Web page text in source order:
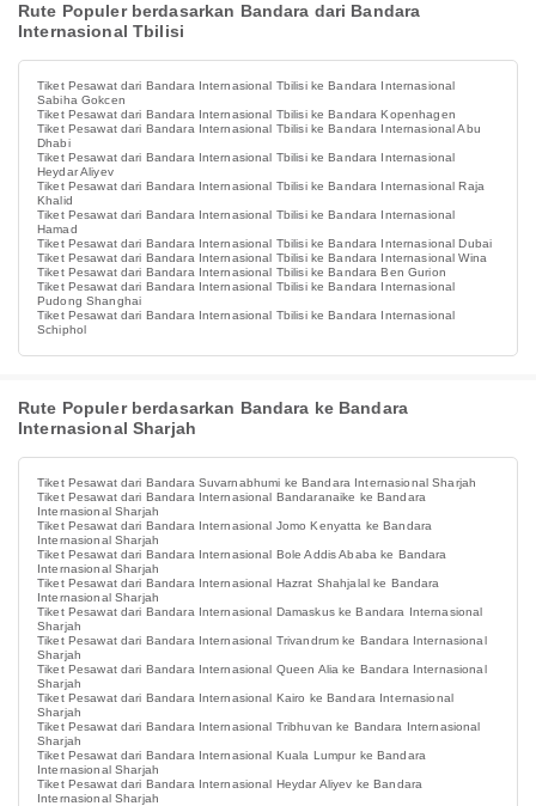
Rute Populer berdasarkan Bandara dari Bandara
Internasional Tbilisi
Tiket Pesawat dari Bandara Internasional Tbilisi ke Bandara Internasional
Sabiha Gokcen
Tiket Pesawat dari Bandara Internasional Tbilisi ke Bandara Kopenhagen
Tiket Pesawat dari Bandara Internasional Tbilisi ke Bandara Internasional Abu
Dhabi
Tiket Pesawat dari Bandara Internasional Tbilisi ke Bandara Internasional
Heydar Aliyev
Tiket Pesawat dari Bandara Internasional Tbilisi ke Bandara Internasional Raja
Khalid
Tiket Pesawat dari Bandara Internasional Tbilisi ke Bandara Internasional
Hamad
Tiket Pesawat dari Bandara Internasional Tbilisi ke Bandara Internasional Dubai
Tiket Pesawat dari Bandara Internasional Tbilisi ke Bandara Internasional Wina
Tiket Pesawat dari Bandara Internasional Tbilisi ke Bandara Ben Gurion
Tiket Pesawat dari Bandara Internasional Tbilisi ke Bandara Internasional
Pudong Shanghai
Tiket Pesawat dari Bandara Internasional Tbilisi ke Bandara Internasional
Schiphol
Rute Populer berdasarkan Bandara ke Bandara
Internasional Sharjah
Tiket Pesawat dari Bandara Suvarnabhumi ke Bandara Internasional Sharjah
Tiket Pesawat dari Bandara Internasional Bandaranaike ke Bandara
Internasional Sharjah
Tiket Pesawat dari Bandara Internasional Jomo Kenyatta ke Bandara
Internasional Sharjah
Tiket Pesawat dari Bandara Internasional Bole Addis Ababa ke Bandara
Internasional Sharjah
Tiket Pesawat dari Bandara Internasional Hazrat Shahjalal ke Bandara
Internasional Sharjah
Tiket Pesawat dari Bandara Internasional Damaskus ke Bandara Internasional
Sharjah
Tiket Pesawat dari Bandara Internasional Trivandrum ke Bandara Internasional
Sharjah
Tiket Pesawat dari Bandara Internasional Queen Alia ke Bandara Internasional
Sharjah
Tiket Pesawat dari Bandara Internasional Kairo ke Bandara Internasional
Sharjah
Tiket Pesawat dari Bandara Internasional Tribhuvan ke Bandara Internasional
Sharjah
Tiket Pesawat dari Bandara Internasional Kuala Lumpur ke Bandara
Internasional Sharjah
Tiket Pesawat dari Bandara Internasional Heydar Aliyev ke Bandara
Internasional Sharjah